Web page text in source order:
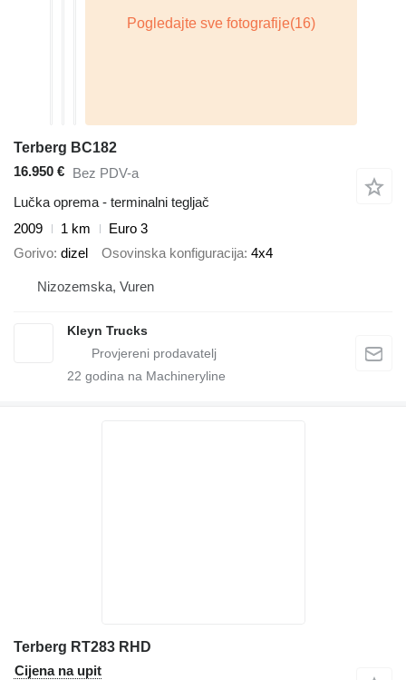
Terberg BC182
16.950 € Bez PDV-a
Lučka oprema - terminalni tegljač
2009
1 km
Euro 3
Gorivo dizel Osovinska konfiguracija 4x4
Nizozemska, Vuren
Kleyn Trucks
22 godina na Machineryline
Terberg RT283 RHD
Cijena na upit